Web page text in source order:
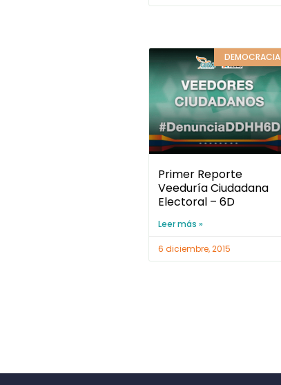
DEMOCRACIA
Primer Reporte
Veeduría Ciudadana
Electoral – 6D
Leer más »
6 diciembre, 2015